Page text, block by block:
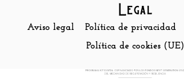
Legal
Aviso legal Política de privacidad
Política de cookies (UE)